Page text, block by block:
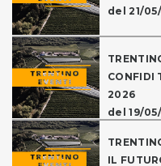
del 21/
CONFIDI
2026
del 19/
IL